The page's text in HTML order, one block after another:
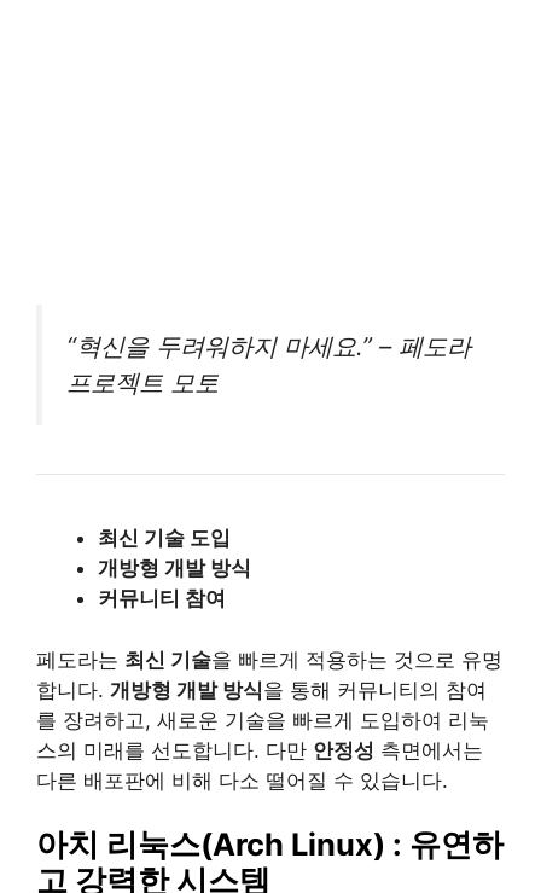
“혁신을 두려워하지 마세요.” – 페도라
프로젝트 모토
최신 기술 도입
개방형 개발 방식
커뮤니티 참여
페도라는 최신 기술을 빠르게 적용하는 것으로 유명
합니다. 개방형 개발 방식을 통해 커뮤니티의 참여
를 장려하고, 새로운 기술을 빠르게 도입하여 리눅
스의 미래를 선도합니다. 다만 안정성 측면에서는
다른 배포판에 비해 다소 떨어질 수 있습니다.
아치 리눅스(Arch Linux) : 유연하
고 강력한 시스템